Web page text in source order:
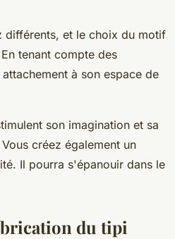
différents, et le choix du motif
tenant compte des
à son espace de
son imagination et sa
créez également un
Il pourra s'épanouir dans le
du tipi